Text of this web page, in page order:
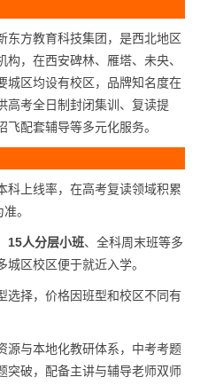
东方教育科技集团，是西北地区
，在西安碑林、雁塔、未央、
城区均设有校区，品牌知名度在
高考全日制封闭集训、复读提
配套辅导等多元化服务。
科上线率，在高考复读领域积累
。
15人分层小班、全科周末班等多
区校区便于就近入学。
选择，价格因班型和校区不同有
源与本地化教研体系，中考考题
突破，配备主讲与辅导老师双师